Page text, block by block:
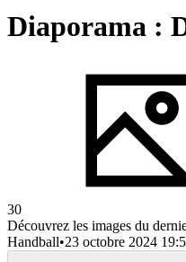
Diaporama :
30
Découvrez les images du
Handball•23 octobre 2024